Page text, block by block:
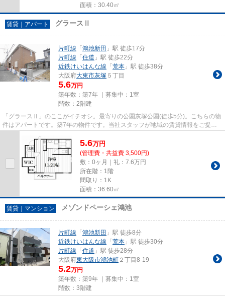
面積：30.40㎡
賃貸｜アパート グラースⅡ
片町線 「 鴻池新田 」駅 徒歩17分
片町線 「 住道 」駅 徒歩22分
近鉄けいはんな線 「 荒本 」駅 徒歩38分
大阪府大東市灰塚 ５丁目
5.6万円
築年数：築7年 ｜募集中： 1室
階数：2階建
「グラースⅡ」のここがイチオシ。最寄りの公園灰塚公園(徒歩5分)。こちらの物
件はアパートです。築7年の物件です。当社スタッフが地域の賃貸情報をご提供
5.6万円
(管理費・共益費 3,500円)
敷：0ヶ月｜礼：7.6万円
所在階：1階
間取り：1K
面積：36.60㎡
賃貸｜マンション メゾンドペーシェ鴻池
片町線 「 鴻池新田 」駅 徒歩8分
近鉄けいはんな線 「 荒本 」駅 徒歩30分
片町線 「 住道 」駅 徒歩28分
大阪府東大阪市鴻池町 ２丁目8-19
5.2万円
築年数：築9年 ｜募集中： 1室
階数：3階建